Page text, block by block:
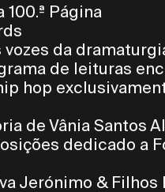
Página
vozes da
de leituras
hop
de Vânia Santos
dedicado a
Jerónimo & Filhos